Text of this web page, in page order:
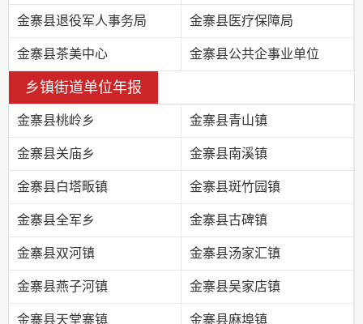
金寨县退役军人事务局 金寨县医疗保障局
金寨县茶美中心 金寨县公共企事业单位
乡镇街道单位年报
金寨县桃岭乡 金寨县青山镇
金寨县关庙乡 金寨县南溪镇
金寨县白塔畈镇 金寨县斑竹园镇
金寨县全军乡 金寨县古碑镇
金寨县双河镇 金寨县汤家汇镇
金寨县燕子河镇 金寨县吴家店镇
金寨县天堂寨镇 金寨县麻埠镇